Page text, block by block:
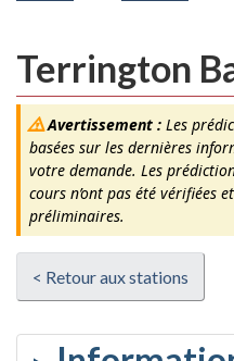
ici
Terrington
Avertissement :Les
basées sur les dernières
votre demande. Les
cours n’ont pas été vérifiées
préliminaires.
< Retour aux stations